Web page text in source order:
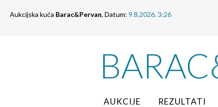
Aukcijska kuća Barac&Pervan, Datum: 9.8.2026. 3:26
AUKCIJE
REZULTATI